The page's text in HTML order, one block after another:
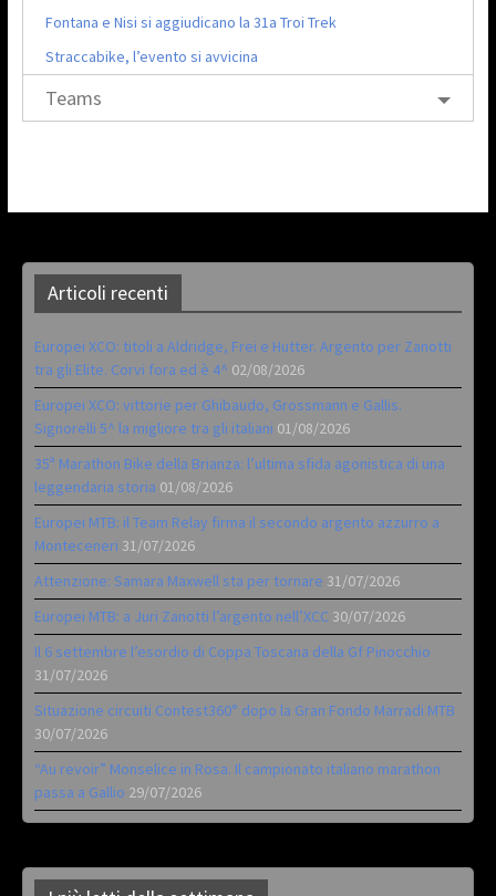
Fontana e Nisi si aggiudicano la 31a Troi Trek
Straccabike, l’evento si avvicina
Teams
Articoli recenti
Europei XCO: titoli a Aldridge, Frei e Hutter. Argento per Zanotti
tra gli Elite. Corvi fora ed è 4^ 02/08/2026
Europei XCO: vittorie per Ghibaudo, Grossmann e Gallis.
Signorelli 5^ la migliore tra gli italiani 01/08/2026
35ª Marathon Bike della Brianza: l’ultima sfida agonistica di una
leggendaria storia 01/08/2026
Europei MTB: il Team Relay firma il secondo argento azzurro a
Monteceneri 31/07/2026
Attenzione: Samara Maxwell sta per tornare 31/07/2026
Europei MTB: a Juri Zanotti l’argento nell’XCC 30/07/2026
Il 6 settembre l’esordio di Coppa Toscana della Gf Pinocchio
31/07/2026
Situazione circuiti Contest360° dopo la Gran Fondo Marradi MTB
30/07/2026
“Au revoir” Monselice in Rosa. Il campionato italiano marathon
passa a Gallio 29/07/2026